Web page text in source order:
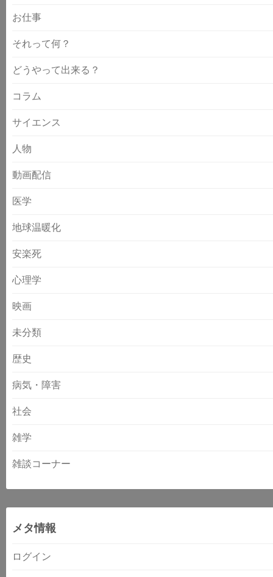
お仕事
それって何？
どうやって出来る？
コラム
サイエンス
人物
動画配信
医学
地球温暖化
安楽死
心理学
映画
未分類
歴史
病気・障害
社会
雑学
雑談コーナー
メタ情報
ログイン